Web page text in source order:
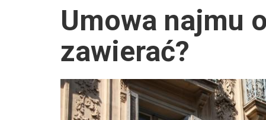
Umowa najmu
zawierać?